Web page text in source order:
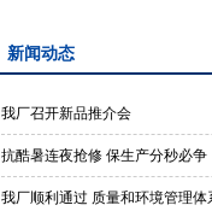
新闻动态
我厂召开新品推介会
抗酷暑连夜抢修 保生产分秒必争
我厂顺利通过 质量和环境管理体